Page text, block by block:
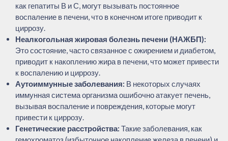
как гепатиты В и С, могут вызывать постоянное
воспаление в печени, что в конечном итоге приводит к
циррозу.
Неалкогольная жировая болезнь печени (НАЖБП):
Это состояние, часто связанное с ожирением и диабетом,
приводит к накоплению жира в печени, что может привести
к воспалению и циррозу.
Аутоиммунные заболевания: В некоторых случаях
иммунная система организма ошибочно атакует печень,
вызывая воспаление и повреждения, которые могут
привести к циррозу.
Генетические расстройства: Такие заболевания, как